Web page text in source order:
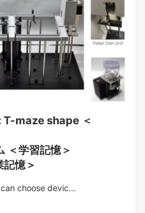
maze shape ＜
＜学習記憶＞
憶＞
choose devic...